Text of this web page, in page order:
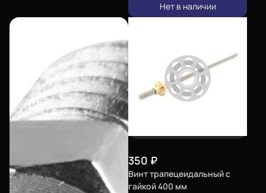
Нет в наличии
350 ₽
Винт трапецеидальный с
гайкой 400 мм